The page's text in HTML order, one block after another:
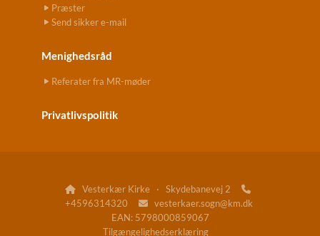
Præster
Send sikker e-mail
Menighedsråd
Referater fra MR-møder
Privatlivspolitik
 Vesterkær Kirke · Skydebanevej 2 
+4596314320 
vesterkaer.sogn@km.dk
EAN: 5798000859067
Tilgængelighedserklæring